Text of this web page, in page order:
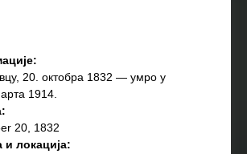
20. октобра 1832 — умро у
1914.
20, 1832
локација: